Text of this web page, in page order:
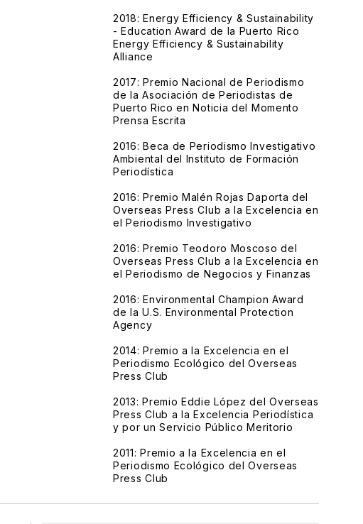
2018: Energy Efficiency & Sustainability
- Education Award de la Puerto Rico
Energy Efficiency & Sustainability
Alliance
2017: Premio Nacional de Periodismo
de la Asociación de Periodistas de
Puerto Rico en Noticia del Momento
Prensa Escrita
2016: Beca de Periodismo Investigativo
Ambiental del Instituto de Formación
Periodística
2016: Premio Malén Rojas Daporta del
Overseas Press Club a la Excelencia en
el Periodismo Investigativo
2016: Premio Teodoro Moscoso del
Overseas Press Club a la Excelencia en
el Periodismo de Negocios y Finanzas
2016: Environmental Champion Award
de la U.S. Environmental Protection
Agency
2014: Premio a la Excelencia en el
Periodismo Ecológico del Overseas
Press Club
2013: Premio Eddie López del Overseas
Press Club a la Excelencia Periodística
y por un Servicio Público Meritorio
2011: Premio a la Excelencia en el
Periodismo Ecológico del Overseas
Press Club